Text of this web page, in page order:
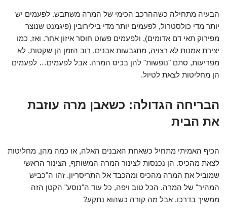
הבעיה מתחילה כשההרכב הכימי של המרה משתבש. לפעמים יש
יותר מדי כולסטרול, לפעמים יותר מדי בילירובין (פיגמנט שנוצר
מפירוק תאי דם אדומים), ולפעמים פשוט חוסר איזון אחר. ואז, כמו
יצירת אמנות לא רצויה, מתגבשות אבנים. רוב הזמן הן שקטות, לא
מפריעות, סתם "נופשות" להן בכיס המרה. אבל לפעמים… לפעמים
הן מחליטות לצאת לטיול.
הבריחה הגדולה: כשאבן מרה עוזבת
את הבית
הכיף האמיתי מתחיל כשאחת האבנים האלה, או כמה מהן, מחליטות
לצאת מהכיס. הן נכנסות לצינור המרה המשותף, הצינור הראשי
שמוביל את המרה מהכיס ומהכבד אל התריסריון. זהו ה"כביש
המהיר" של המרה. הכל טוב ויפה, כל עוד ה"נוסע" הקטן הזה
ממשיך בדרכו. אבל מה קורה כשהוא נתקע?